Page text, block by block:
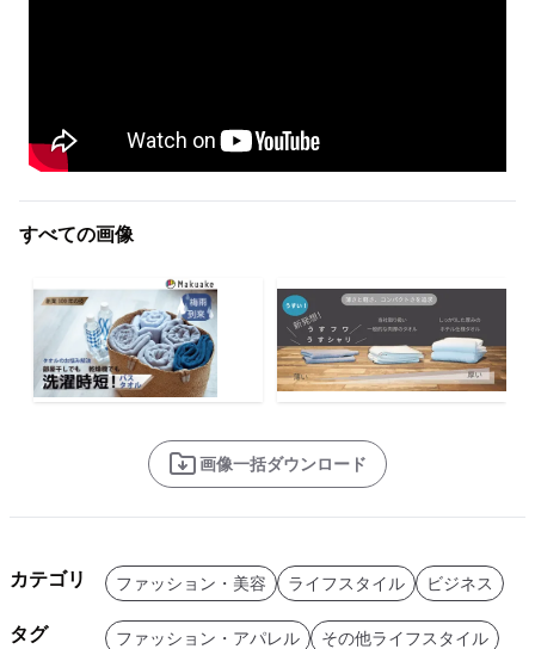
すべての画像
画像一括ダウンロード
カテゴリ ファッション・美容 ライフスタイル ビジネス
タグ ファッション・アパレル
その他ライフスタイル